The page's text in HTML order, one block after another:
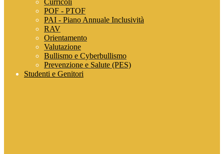
Curricoli
POF - PTOF
PAI - Piano Annuale Inclusività
RAV
Orientamento
Valutazione
Bullismo e Cyberbullismo
Prevenzione e Salute (PES)
Studenti e Genitori